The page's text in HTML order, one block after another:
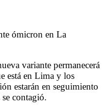
ómicron en La
variante permanecerá
está en Lima y los
estarán en seguimiento
se contagió.